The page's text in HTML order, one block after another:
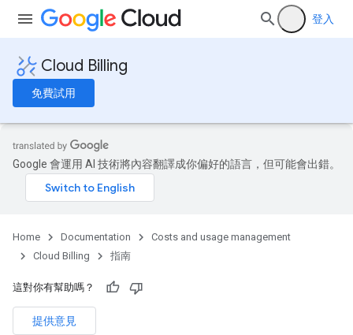
登入
Cloud Billing
免費試用
Google 會運用 AI 技術將內容翻譯成你偏好的語言，但可能會出錯。
Home Documentation
Costs and usage management
Cloud Billing
指南
這對你有幫助嗎？
提供意見